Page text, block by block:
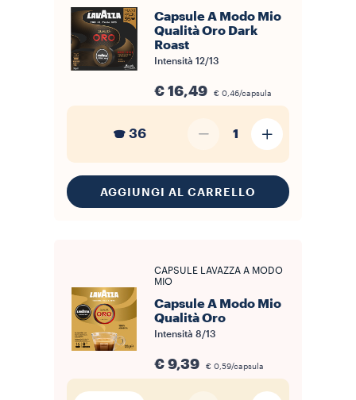
Capsule A Modo Mio
Qualità Oro Dark
Roast
Intensità 12/13
€ 16,49 € 0,46/capsula
36 1
AGGIUNGI AL CARRELLO
CAPSULE LAVAZZA A MODO
MIO
Capsule A Modo Mio
Qualità Oro
Intensità 8/13
€ 9,39 € 0,59/capsula